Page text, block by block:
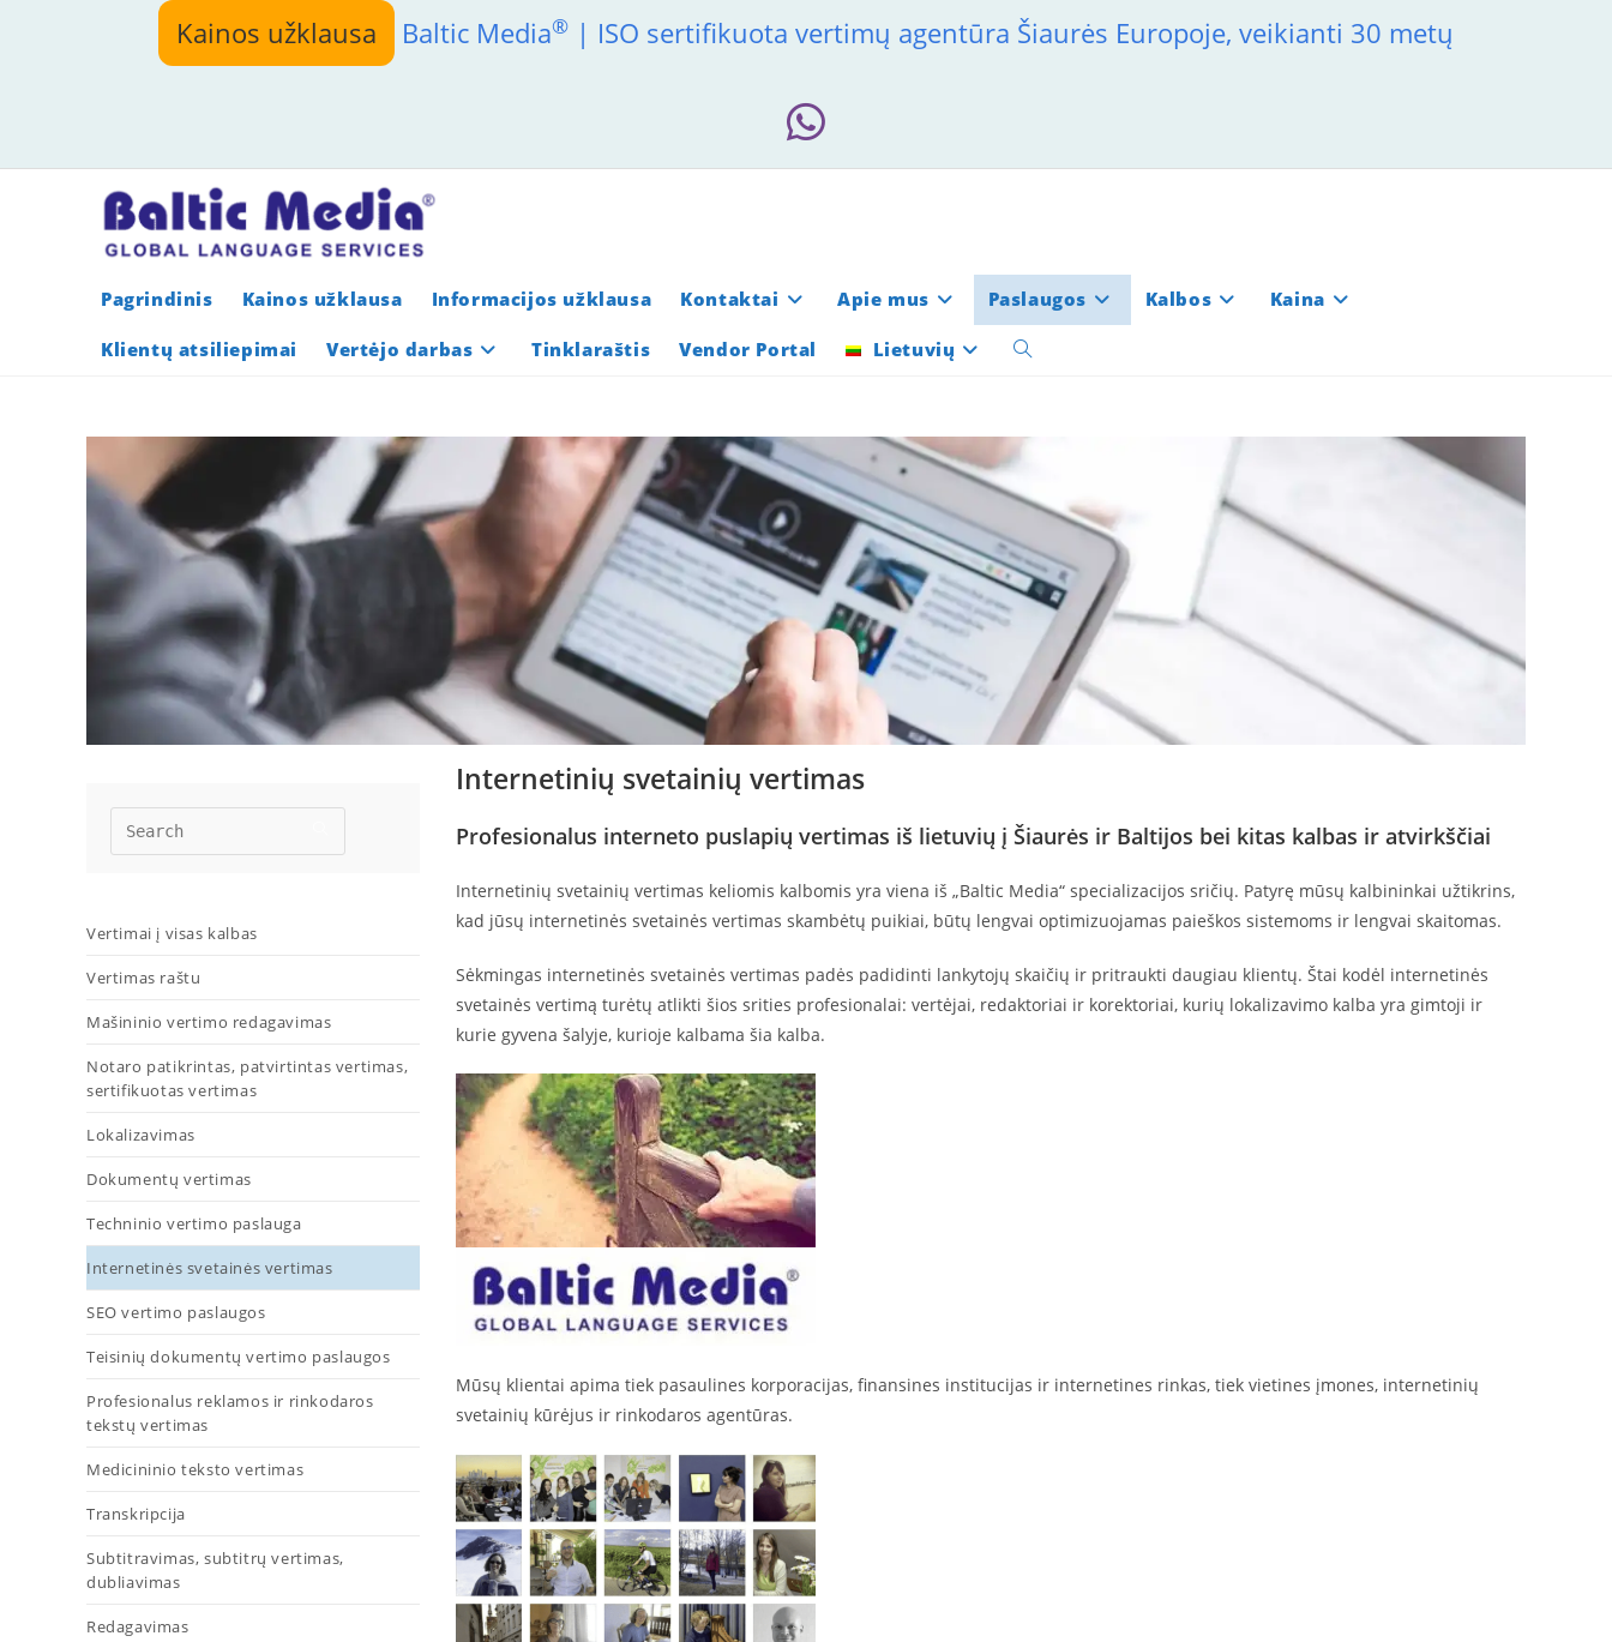
Kainos užklausa Baltic Media® | ISO sertifikuota vertimų agentūra Šiaurės Europoje, veikianti 30 metų
Pagrindinis Kainos užklausa Informacijos užklausa Kontaktai Apie mus Paslaugos Kalbos
Kaina
Klientų atsiliepimai
Vertėjo darbas Tinklaraštis Vendor Portal Lietuvių Toggle
search
Vertimai į visas kalbas
Vertimas raštu
Mašininio vertimo redagavimas
Notaro patikrintas, patvirtintas vertimas,
sertifikuotas vertimas
Lokalizavimas
Dokumentų vertimas
Techninio vertimo paslauga
Internetinės svetainės vertimas
SEO vertimo paslaugos
Teisinių dokumentų vertimo paslaugos
Profesionalus reklamos ir rinkodaros
tekstų vertimas
Medicininio teksto vertimas
Transkripcija
Subtitravimas, subtitrų vertimas,
dubliavimas
Redagavimas
Internetinių svetainių vertimas
Profesionalus interneto puslapių vertimas iš lietuvių į Šiaurės ir Baltijos bei kitas kalbas ir atvirkščiai
Internetinių svetainių vertimas keliomis kalbomis yra viena iš „Baltic Media“ specializacijos sričių. Patyrę mūsų kalbininkai užtikrins,
kad jūsų internetinės svetainės vertimas skambėtų puikiai, būtų lengvai optimizuojamas paieškos sistemoms ir lengvai skaitomas.
Sėkmingas internetinės svetainės vertimas padės padidinti lankytojų skaičių ir pritraukti daugiau klientų. Štai kodėl internetinės
svetainės vertimą turėtų atlikti šios srities profesionalai: vertėjai, redaktoriai ir korektoriai, kurių lokalizavimo kalba yra gimtoji ir
kurie gyvena šalyje, kurioje kalbama šia kalba.
Mūsų klientai apima tiek pasaulines korporacijas, finansines institucijas ir internetines rinkas, tiek vietines įmones, internetinių
svetainių kūrėjus ir rinkodaros agentūras.